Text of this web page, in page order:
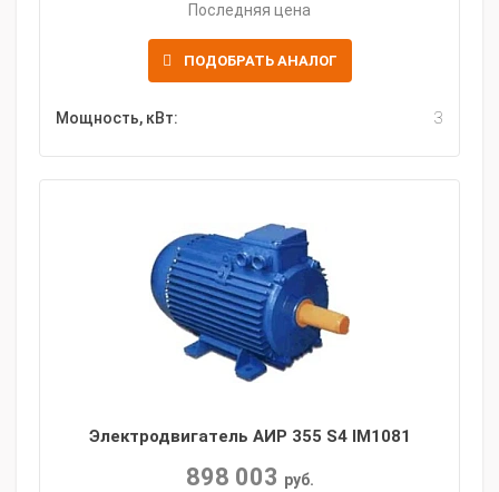
Последняя цена
ПОДОБРАТЬ АНАЛОГ
Мощность, кВт: 3
Электродвигатель АИР 355 S4 IM1081
898 003 руб.